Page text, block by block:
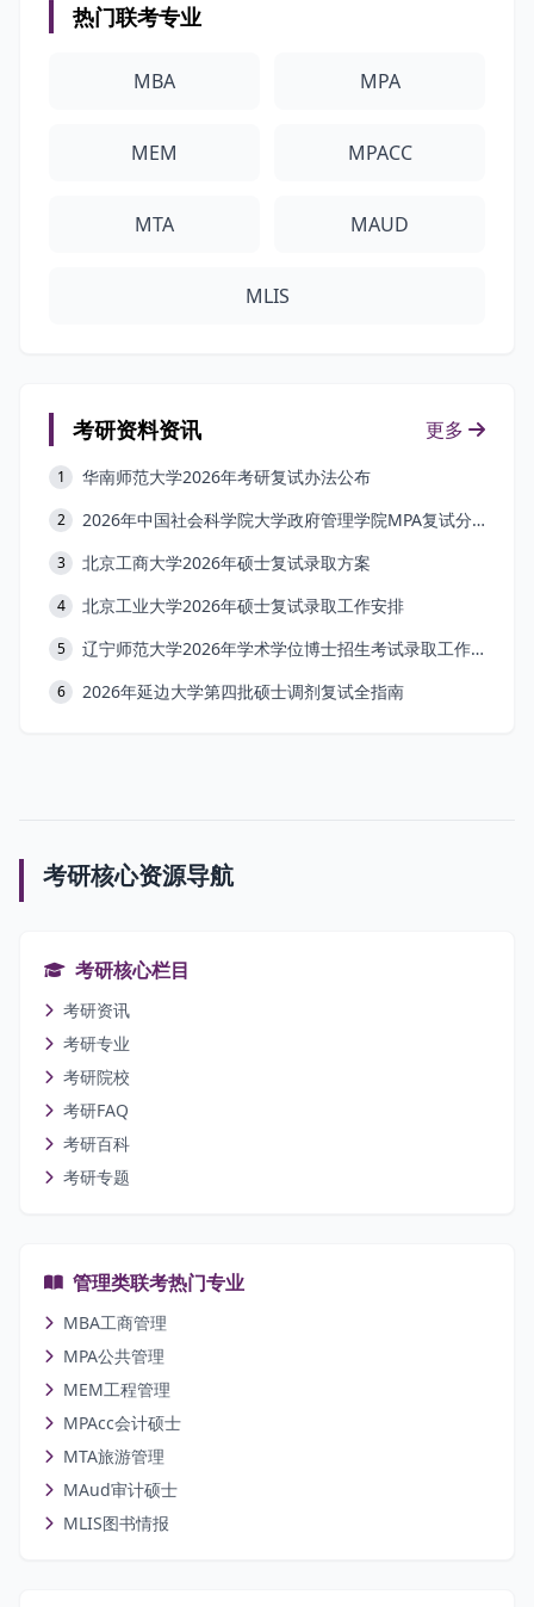
热门联考专业
MBA MPA
MEM MPACC
MTA MAUD
MLIS
考研资料资讯 更多
1 华南师范大学2026年考研复试办法公布
2 2026年中国社会科学院大学政府管理学院MPA复试分数线公布
3 北京工商大学2026年硕士复试录取方案
4 北京工业大学2026年硕士复试录取工作安排
5 辽宁师范大学2026年学术学位博士招生考试录取工作办法
6 2026年延边大学第四批硕士调剂复试全指南
考研核心资源导航
考研核心栏目
考研资讯
考研专业
考研院校
考研FAQ
考研百科
考研专题
管理类联考热门专业
MBA工商管理
MPA公共管理
MEM工程管理
MPAcc会计硕士
MTA旅游管理
MAud审计硕士
MLIS图书情报